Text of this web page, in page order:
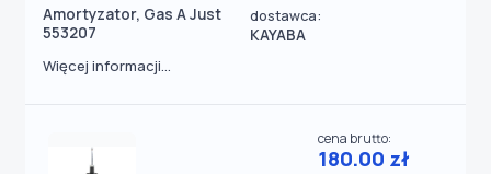
Amortyzator, Gas A Just
553207
dostawca:
KAYABA
Więcej informacji...
cena brutto:
180.00 zł